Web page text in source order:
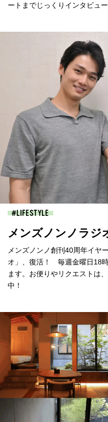
ートまでじっくりインタビュー
LIFESTYLE
メンズノンノラジ
メンズノンノ創刊40周年イヤ
オ」、復活！ 毎週金曜日18
ます。お便りやリクエストは
中！